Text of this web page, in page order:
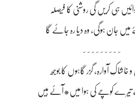
ہی کریں گی روشنی کا فیصلہ
جان ہوگی، وہ دیا رہ جائے گا
~~~~~~~~~
خاشاکِ آوارہ، گزر گاہوں کا بوجھ
کوچے کی ہوا میں*آئے ہیں